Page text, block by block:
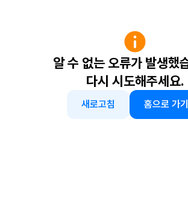
알 수 없는 오류가 발생했
다시 시도해주세요.
새로고침 홈으로 가기